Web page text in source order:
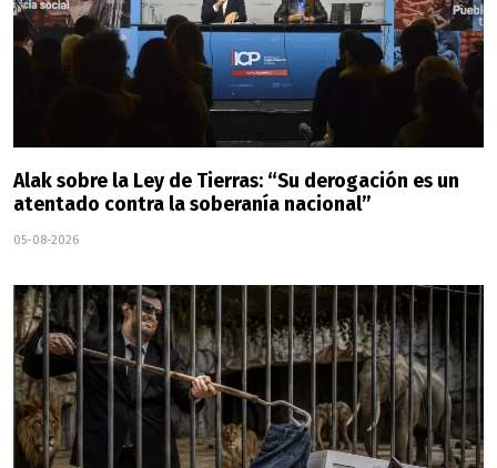
Alak sobre la Ley de Tierras: “Su derogación es un
atentado contra la soberanía nacional”
05-08-2026